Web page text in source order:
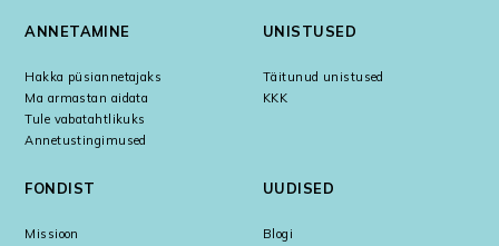
ANNETAMINE
Hakka püsiannetajaks
Ma armastan aidata
Tule vabatahtlikuks
Annetustingimused
UNISTUSED
Täitunud unistused
KKK
FONDIST
Missioon
UUDISED
Blogi